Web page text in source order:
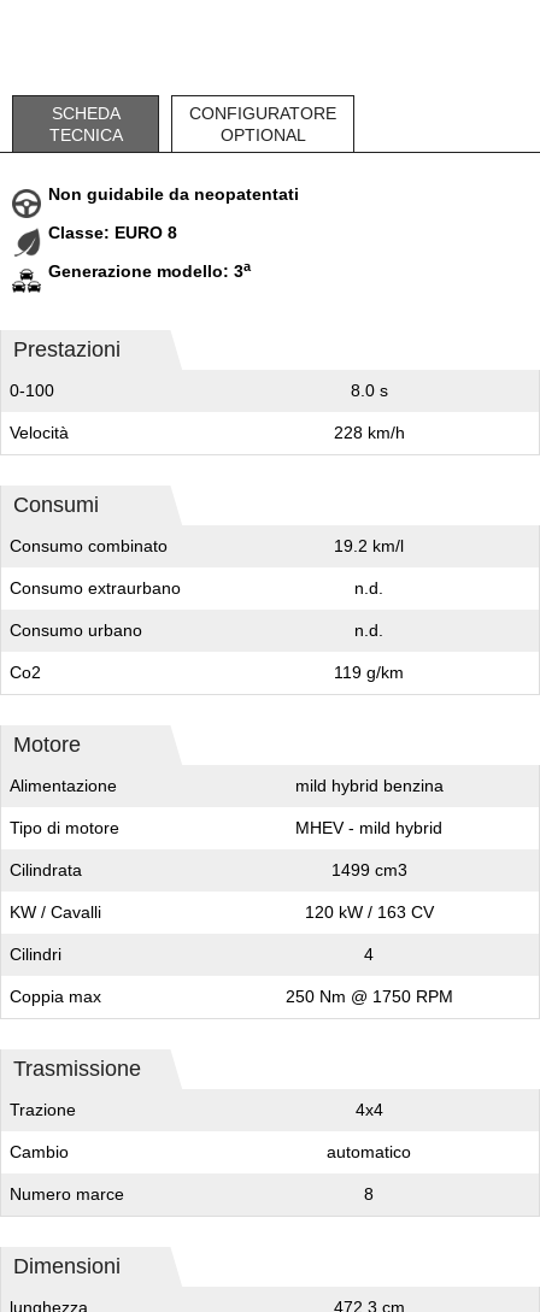
SCHEDA
TECNICA
CONFIGURATORE
OPTIONAL
Non guidabile da neopatentati
Classe: EURO 8
Generazione modello: 3a
Prestazioni
0-100 8.0 s
Velocità 228 km/h
Consumi
Consumo combinato 19.2 km/l
Consumo extraurbano n.d.
Consumo urbano n.d.
Co2 119 g/km
Motore
Alimentazione mild hybrid benzina
Tipo di motore MHEV - mild hybrid
Cilindrata 1499 cm3
KW / Cavalli 120 kW / 163 CV
Cilindri 4
Coppia max 250 Nm @ 1750 RPM
Trasmissione
Trazione 4x4
Cambio automatico
Numero marce 8
Dimensioni
lunghezza 472,3 cm